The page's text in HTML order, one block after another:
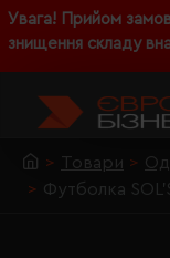
Увага! Прийом
знищення складу
Товари
Футболка